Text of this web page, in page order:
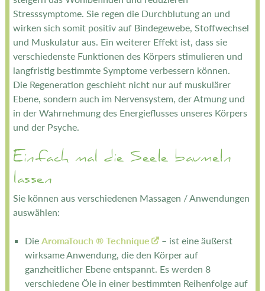
Stresssymptome. Sie regen die Durchblutung an und
wirken sich somit positiv auf Bindegewebe, Stoffwechsel
und Muskulatur aus. Ein weiterer Effekt ist, dass sie
verschiedenste Funktionen des Körpers stimulieren und
langfristig bestimmte Symptome verbessern können.
Die Regeneration geschieht nicht nur auf muskulärer
Ebene, sondern auch im Nervensystem, der Atmung und
in der Wahrnehmung des Energieflusses unseres Körpers
und der Psyche.
Einfach mal die Seele baumeln
lassen
Sie können aus verschiedenen Massagen / Anwendungen
auswählen:
DieAromaTouch ® Technique
– ist eine äußerst
wirksame Anwendung, die den Körper auf
ganzheitlicher Ebene entspannt. Es werden 8
verschiedene Öle in einer bestimmten Reihenfolge auf